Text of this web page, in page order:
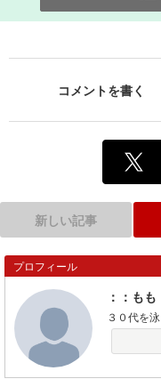
コメントを書く
新しい記事
プロフィール
：：も
３０代を